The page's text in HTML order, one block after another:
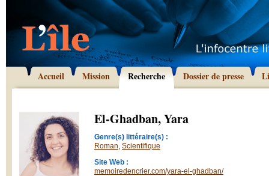
Accueil Mission Recherche Dossier de presse
El-Ghadban, Yara
Genre(s) littéraire(s) :
Roman, Scientifique
Site Web :
memoiredencrier.com/yara-el-ghadban/